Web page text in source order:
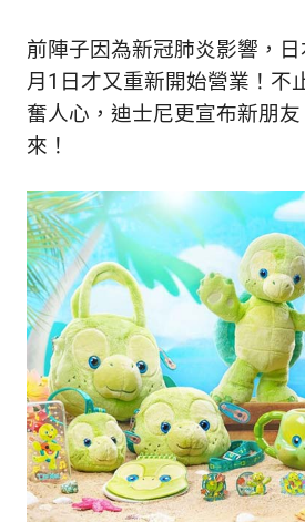
出
自
的
生
活
態
度
妳
生
活
的
雜
最
精
采
豐
富
的
時
尚
潮
流、
生
活
旅
遊、
前陣子因為新冠肺炎影響，
月1日才又重新開始營業！不
奮人心，迪士尼更宣布新朋友
來！